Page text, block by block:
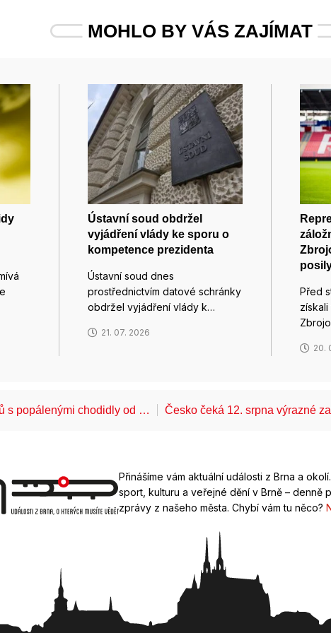
MOHLO BY VÁS ZAJÍMAT
Ústavní soud obdržel
vyjádření vlády ke sporu o
kompetence prezidenta
Ústavní soud dnes
prostřednictvím datové schránky
obdržel vyjádření vlády k…
21. 07. 2026
Před
20.
s popálenými chodidly od … Česko čeká 12. srpna výrazné
Přinášíme vám aktuální události z Brna a
sport, kulturu a veřejné dění v Brně – denně
zprávy z našeho města. Chybí vám tu něco?